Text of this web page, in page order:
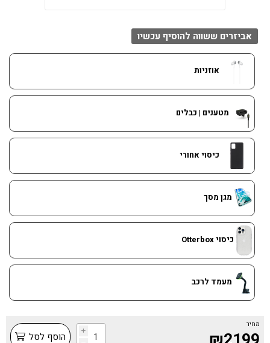
אביזרים ששווה להוסיף עכשיו
אוזניות
מטענים | כבלים
כיסוי אחורי
מגן מסך
כיסוי Otterbox
מעמד לרכב
מחיר
i הוסף לסל